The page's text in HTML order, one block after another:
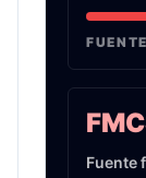
Fuente